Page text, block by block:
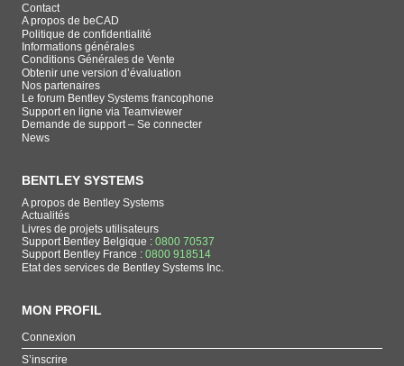
Contact
A propos de beCAD
Politique de confidentialité
Informations générales
Conditions Générales de Vente
Obtenir une version d’évaluation
Nos partenaires
Le forum Bentley Systems francophone
Support en ligne via Teamviewer
Demande de support – Se connecter
News
BENTLEY SYSTEMS
A propos de Bentley Systems
Actualités
Livres de projets utilisateurs
Support Bentley Belgique : 0800 70537
Support Bentley France : 0800 918514
Etat des services de Bentley Systems Inc.
MON PROFIL
Connexion
S’inscrire